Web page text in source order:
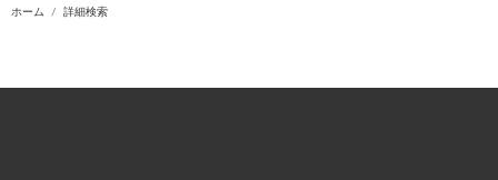
ホーム 詳細検索